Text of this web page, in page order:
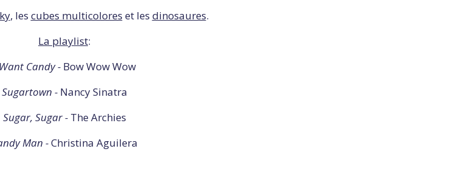
, les cubes multicolores et les dinosaures.
La playlist:
Candy - Bow Wow Wow
Sugartown - Nancy Sinatra
Sugar, Sugar -The Archies
Man -Christina Aguilera